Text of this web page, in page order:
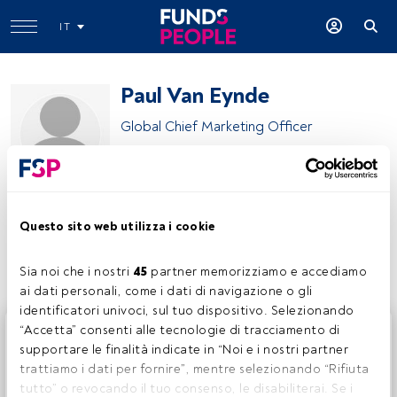
Questo sito web utilizza i cookie
Sia noi che i nostri 45 partner memorizziamo e accediamo
ai dati personali, come i dati di navigazione o gli
identificatori univoci, sul tuo dispositivo. Selezionando
“Accetta” consenti alle tecnologie di tracciamento di
supportare le finalità indicate in “Noi e i nostri partner
trattiamo i dati per fornire”, mentre selezionando “Rifiuta
tutto” o revocando il tuo consenso, le disabiliterai. Se i
IT
Paul Van Eynde
Global Chief Marketing Officer
Condividi:
Questo è un articolo riservato agli utenti FundsPeople. Se
sei già registrato, accedi tramite il pulsante Login. Se non
hai ancora un account, ti invitiamo a registrarti per scoprire
tutti i contenuti che FundsPeople ha da offrire.